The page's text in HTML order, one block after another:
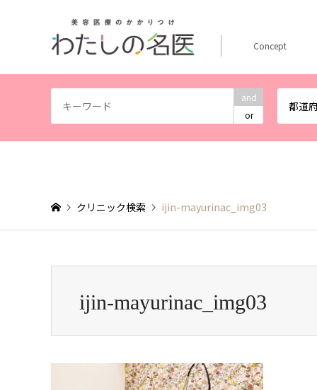
and
or
都道
Concept
クリニック検索 ijin-mayurinac_img03
ijin-mayurinac_img03